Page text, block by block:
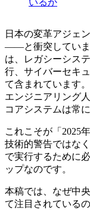
日本の変革アジェ
——と衝突していま
は、レガシーシス
行、サイバーセキ
て含まれています
エンジニアリング
コアシステムは常
これこそが「2025
技術的警告ではな
で実行するために
ップなのです。
本稿では、なぜ中
て注目されている